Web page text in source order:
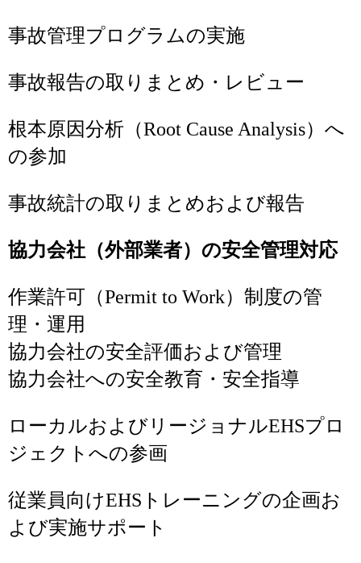
事故管理プログラムの実施
事故報告の取りまとめ・レビュー
根本原因分析（Root Cause Analysis）へ
の参加
事故統計の取りまとめおよび報告
協力会社（外部業者）の安全管理対応
作業許可（Permit to Work）制度の管
理・運用
協力会社の安全評価および管理
協力会社への安全教育・安全指導
ローカルおよびリージョナルEHSプロ
ジェクトへの参画
従業員向けEHSトレーニングの企画お
よび実施サポート